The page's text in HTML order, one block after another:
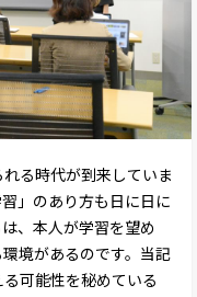
る時代が到来していま
」のあり方も日に日に
、本人が学習を望め
境があるのです。当記
可能性を秘めている